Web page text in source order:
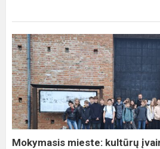
Mokymasis
mieste:
kultūrų
įvairovės
pėdsakais
Mokymasis mieste: kultūrų